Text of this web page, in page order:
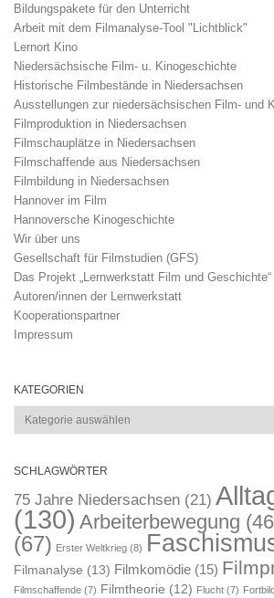
Bildungspakete für den Unterricht
Arbeit mit dem Filmanalyse-Tool "Lichtblick"
Lernort Kino
Niedersächsische Film- u. Kinogeschichte
Historische Filmbestände in Niedersachsen
Ausstellungen zur niedersächsischen Film- und
Filmproduktion in Niedersachsen
Filmschauplätze in Niedersachsen
Filmschaffende aus Niedersachsen
Filmbildung in Niedersachsen
Hannover im Film
Hannoversche Kinogeschichte
Wir über uns
Gesellschaft für Filmstudien (GFS)
Das Projekt „Lernwerkstatt Film und Geschichte“
Autoren/innen der Lernwerkstatt
Kooperationspartner
Impressum
KATEGORIEN
Kategorien
SCHLAGWÖRTER
75 Jahre Niedersachsen (21)
(130) Arbeiterbewegung
(67) Erster Weltkrieg (8)
Filmanalyse (13) Filmkomödie (15)
Filmschaffende (7) Filmtheorie (12) Flucht (7)